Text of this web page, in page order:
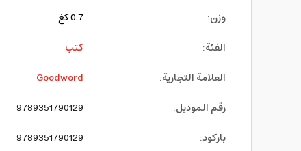
وزن:
0.7 كغ
الفئة:
كتب
العلامة التجارية:
Goodword
رقم الموديل:
9789351790129
باركود:
9789351790129